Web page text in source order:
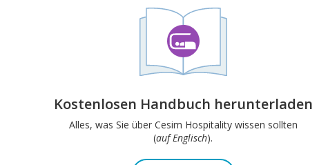
Kostenlosen Handbuch herunterladen
Alles, was Sie über Cesim Hospitality wissen sollten
(auf Englisch).